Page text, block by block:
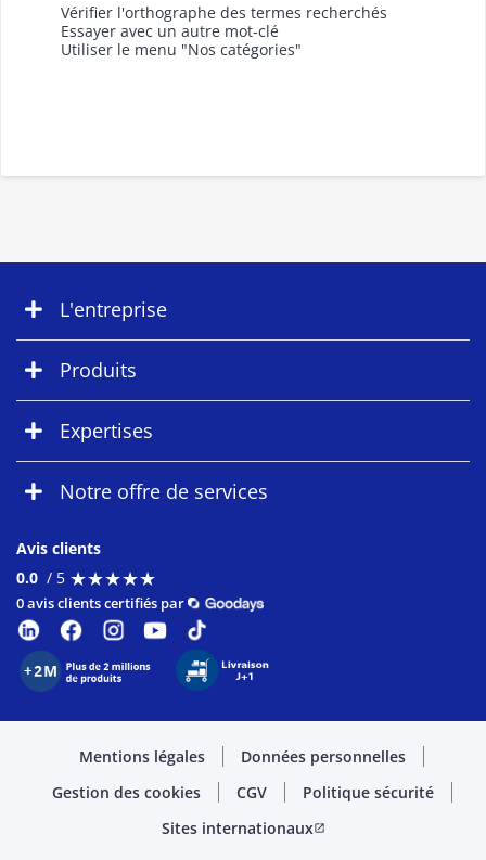
Vérifier l'orthographe des termes recherchés
Essayer avec un autre mot-clé
Utiliser le menu "Nos catégories"
L'entreprise
Produits
Expertises
Notre offre de services
Avis clients
0.0 / 5 ★★★★★
★★★★★
0 avis clients certifiés par
Mentions légales
Données personnelles
Gestion des cookies
CGV
Politique sécurité
Sites internationauxopen_in_new